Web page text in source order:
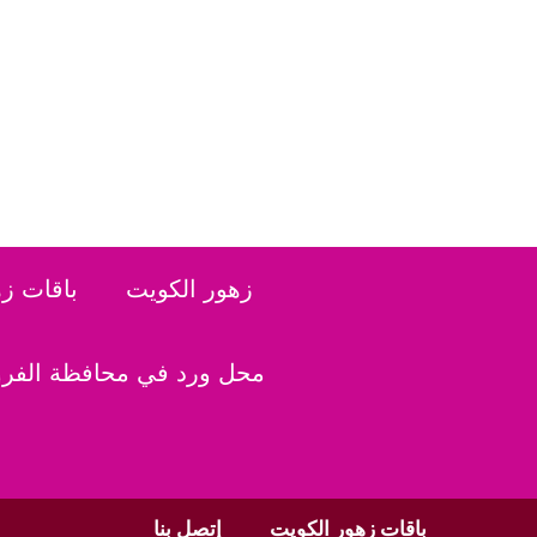
زهور الكويت باقات
محل ورد في محافظة
باقات زهور الكويت إتصل بنا